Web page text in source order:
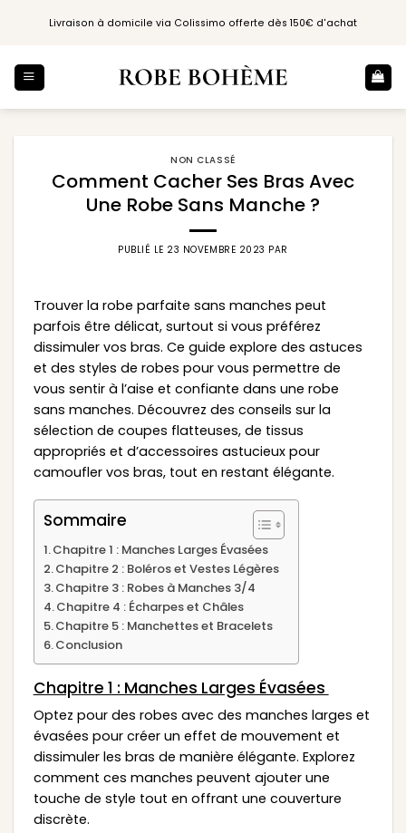
Livraison à domicile via Colissimo offerte dès 150€ d'achat
NON CLASSÉ
Comment Cacher Ses Bras Avec
Une Robe Sans Manche ?
PUBLIÉ LE 23 NOVEMBRE 2023 PAR
Trouver la robe parfaite sans manches peut
parfois être délicat, surtout si vous préférez
dissimuler vos bras. Ce guide explore des astuces
et des styles de robes pour vous permettre de
vous sentir à l’aise et confiante dans une robe
sans manches. Découvrez des conseils sur la
sélection de coupes flatteuses, de tissus
appropriés et d’accessoires astucieux pour
camoufler vos bras, tout en restant élégante.
Sommaire
Chapitre 1 : Manches Larges Évasées
Chapitre 2 : Boléros et Vestes Légères
Chapitre 3 : Robes à Manches 3/4
Chapitre 4 : Écharpes et Châles
Chapitre 5 : Manchettes et Bracelets
Conclusion
Chapitre 1 : Manches Larges Évasées
Optez pour des robes avec des manches larges et
évasées pour créer un effet de mouvement et
dissimuler les bras de manière élégante. Explorez
comment ces manches peuvent ajouter une
touche de style tout en offrant une couverture
discrète.